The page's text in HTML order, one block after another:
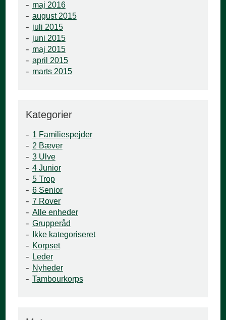
maj 2016
august 2015
juli 2015
juni 2015
maj 2015
april 2015
marts 2015
Kategorier
1 Familiespejder
2 Bæver
3 Ulve
4 Junior
5 Trop
6 Senior
7 Rover
Alle enheder
Grupperåd
Ikke kategoriseret
Korpset
Leder
Nyheder
Tambourkorps